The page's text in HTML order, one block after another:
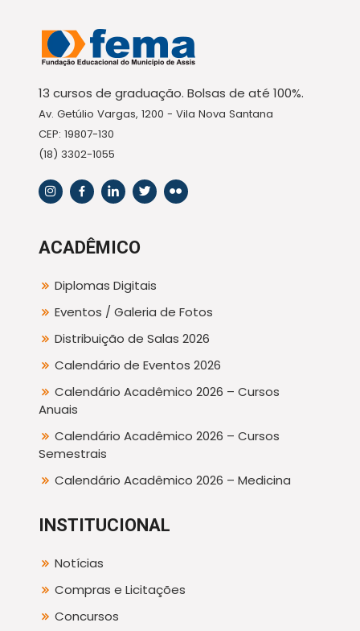
13 cursos de graduação. Bolsas de até 100%.
Av. Getúlio Vargas, 1200 - Vila Nova Santana
CEP: 19807-130
(18) 3302-1055
ACADÊMICO
Diplomas Digitais
Eventos / Galeria de Fotos
Distribuição de Salas 2026
Calendário de Eventos 2026
Calendário Acadêmico 2026 – Cursos
Anuais
Calendário Acadêmico 2026 – Cursos
Semestrais
Calendário Acadêmico 2026 – Medicina
INSTITUCIONAL
Notícias
Compras e Licitações
Concursos